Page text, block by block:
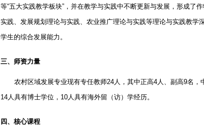
等“五大实践教学板块” ，并在教学与实践中不断更新与发展，形成了
实践、发展规划理论与实践、农业推广理论与实践等理论与实践教学
学生的综合发展能力。
三、师资力量
农村区域发展专业现有专任教师24人，其中正高4人、副高9名，
14人具有博士学位， 10人具有海外留（访）学经历。
四、核心课程